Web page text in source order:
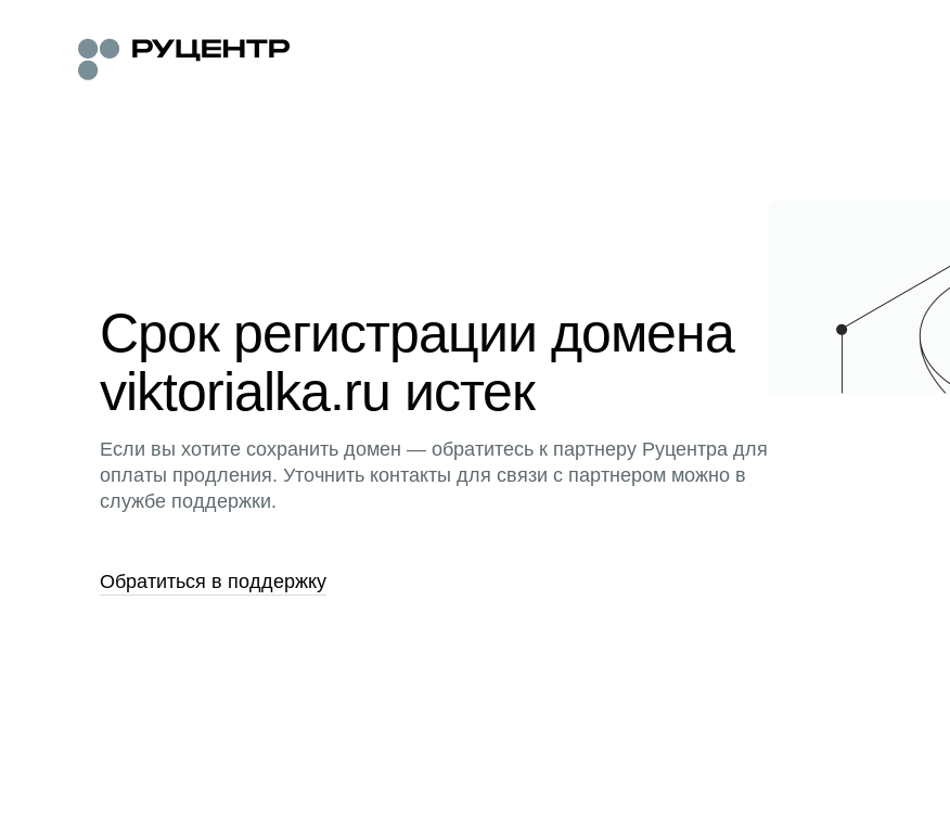
Срок регистрации домена
viktorialka.ru истек
Если вы хотите сохранить домен — обратитесь к партнеру Руцентра для
оплаты продления. Уточнить контакты для связи с партнером можно в
службе поддержки.
Обратиться в поддержку